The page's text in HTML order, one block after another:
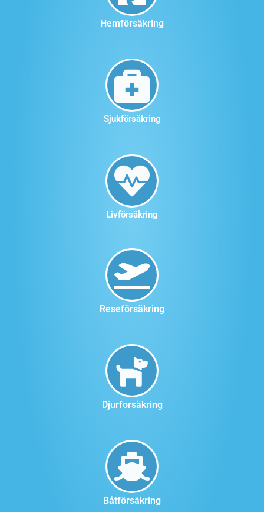
Hemförsäkring
Sjukförsäkring
Livförsäkring
Reseförsäkring
Djurforsäkring
Båtförsäkring